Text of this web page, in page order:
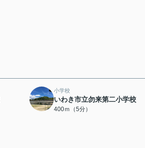
小学校
いわき市立勿来第二小学校
400ｍ（5分）